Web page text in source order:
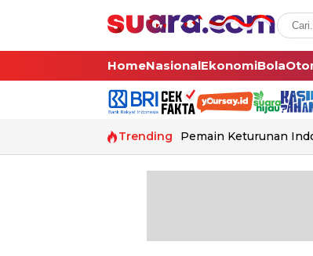
HomeNasionalEkonomiBola
Trending Pemain Keturunan